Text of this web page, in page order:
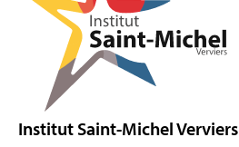
Institut Saint-Michel Verviers